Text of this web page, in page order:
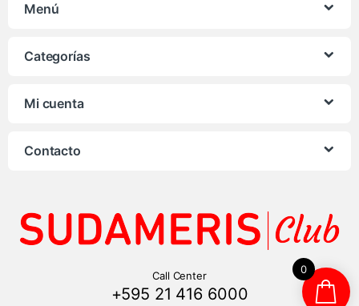
Menú
Categorías
Mi cuenta
Contacto
Call Center
+595 21 416 6000
0